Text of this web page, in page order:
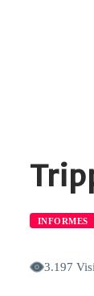
INFORMES
3.197